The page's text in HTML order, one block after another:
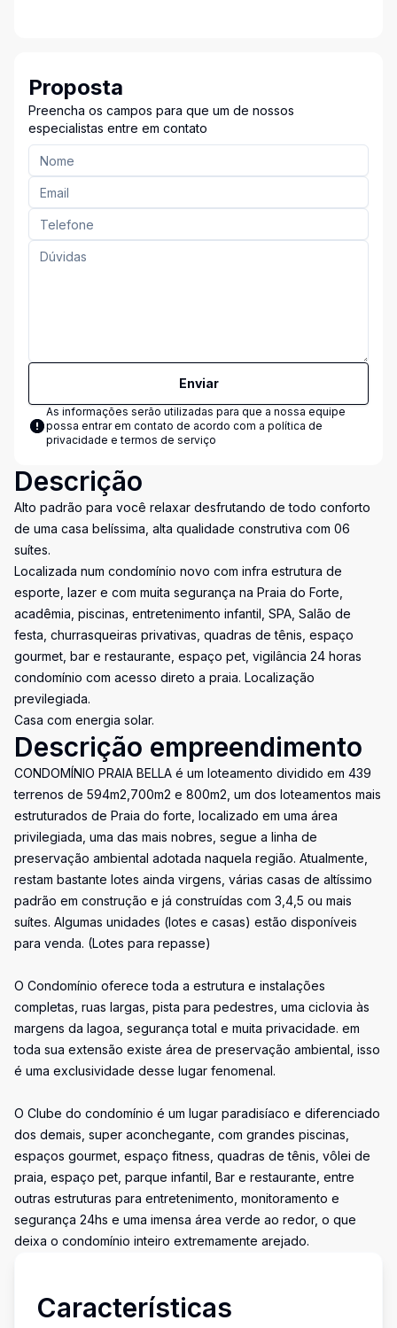
Proposta
Preencha os campos para que um de nossos
especialistas entre em contato
Enviar
As informações serão utilizadas para que a nossa equipe
possa entrar em contato de acordo com a política de
privacidade e termos de serviço
Descrição
Alto padrão para você relaxar desfrutando de todo conforto
de uma casa belíssima, alta qualidade construtiva com 06
suítes.
Localizada num condomínio novo com infra estrutura de
esporte, lazer e com muita segurança na Praia do Forte,
acadêmia, piscinas, entretenimento infantil, SPA, Salão de
festa, churrasqueiras privativas, quadras de tênis, espaço
gourmet, bar e restaurante, espaço pet, vigilância 24 horas
condomínio com acesso direto a praia. Localização
previlegiada.
Casa com energia solar.
Descrição empreendimento
CONDOMÍNIO PRAIA BELLA é um loteamento dividido em 439
terrenos de 594m2,700m2 e 800m2, um dos loteamentos mais
estruturados de Praia do forte, localizado em uma área
privilegiada, uma das mais nobres, segue a linha de
preservação ambiental adotada naquela região. Atualmente,
restam bastante lotes ainda virgens, várias casas de altíssimo
padrão em construção e já construídas com 3,4,5 ou mais
suítes. Algumas unidades (lotes e casas) estão disponíveis
para venda. (Lotes para repasse)
O Condomínio oferece toda a estrutura e instalações
completas, ruas largas, pista para pedestres, uma ciclovia às
margens da lagoa, segurança total e muita privacidade. em
toda sua extensão existe área de preservação ambiental, isso
é uma exclusividade desse lugar fenomenal.
O Clube do condomínio é um lugar paradisíaco e diferenciado
dos demais, super aconchegante, com grandes piscinas,
espaços gourmet, espaço fitness, quadras de tênis, vôlei de
praia, espaço pet, parque infantil, Bar e restaurante, entre
outras estruturas para entretenimento, monitoramento e
segurança 24hs e uma imensa área verde ao redor, o que
deixa o condomínio inteiro extremamente arejado.
Características